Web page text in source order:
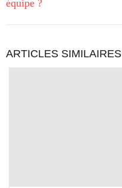
équipe ?
ARTICLES SIMILAIRES